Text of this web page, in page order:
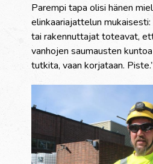
Parempi tapa olisi hänen
elinkaariajattelun
tai rakennuttajat toteavat,
vanhojen saumausten
tutkita, vaan korjataan. Piste.”